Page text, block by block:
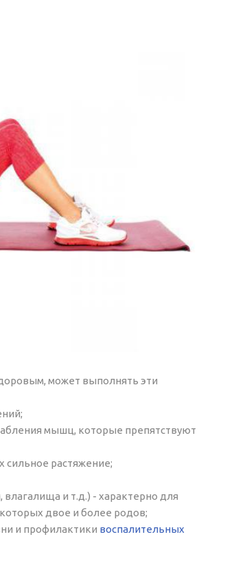
может выполнять эти
мышц, которые препятствуют
сильное растяжение;
влагалища и т.д.) - характерно для
двое и более родов;
и профилактики воспалительных